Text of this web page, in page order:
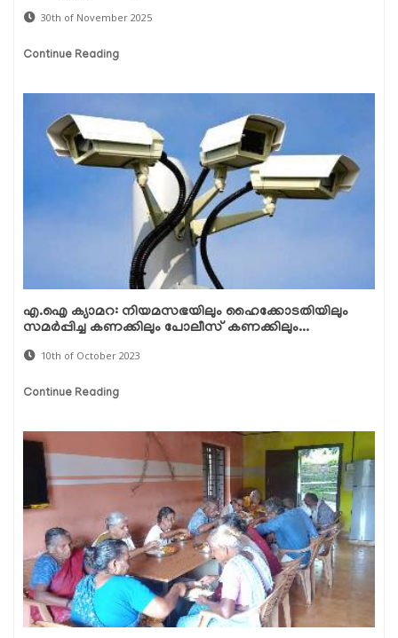
30th of November 2025
Continue Reading
എ.ഐ ക്യാമറ: നിയമസഭയിലും ഹൈക്കോടതിയിലും
സമർപ്പിച്ച കണക്കിലും പോലീസ് കണക്കിലും...
10th of October 2023
Continue Reading